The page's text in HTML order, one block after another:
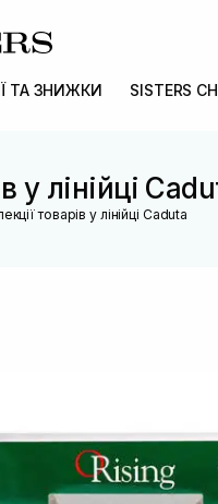
ТА ЗНИЖКИ SISTERS
у лінійці
товарів у лінійці Caduta